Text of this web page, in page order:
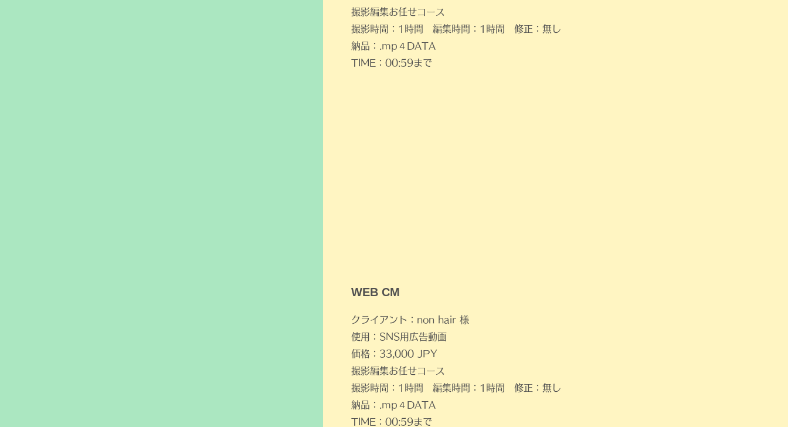
​撮影編集お任せコース
​撮影時間：1時間 編集時間：1時間 修正：無し
納品：.mp４DATA
TIME：00:59まで
​WEB CM
クライアント：non hair 様
使用：SNS用広告動画
価格：33,000 JPY
​撮影編集お任せコース
​撮影時間：1時間 編集時間：1時間 修正：無し
納品：.mp４DATA
TIME：00:59まで